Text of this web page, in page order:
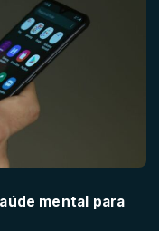
mental para